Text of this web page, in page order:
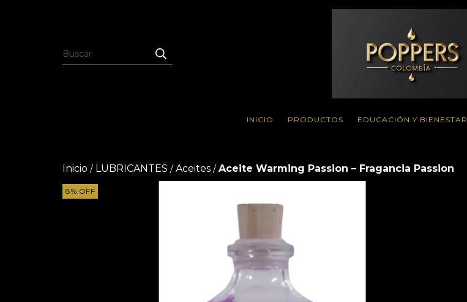
INICIO PRODUCTOS EDUCACIÓN Y BIENESTAR
Inicio / LUBRICANTES / Aceites / Aceite Warming Passion – Fragancia Passion
8% OFF